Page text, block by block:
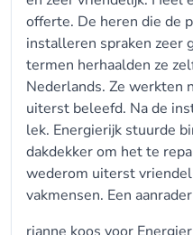
offerte. De heren die de
installeren spraken zeer
termen herhaalden ze
Nederlands. Ze werkten
uiterst beleefd. Na de
lek. Energierijk stuurde
dakdekker om het te
wederom uiterst
vakmensen. Een